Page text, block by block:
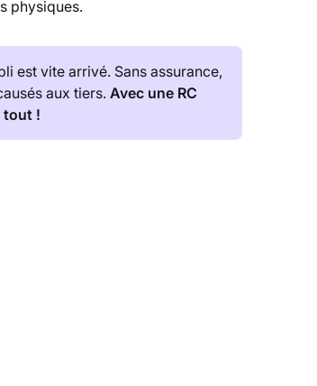
physiques.
est vite arrivé. Sans assurance,
aux tiers.Avec une RC
tout !